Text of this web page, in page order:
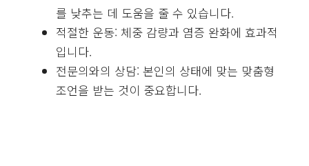
를 낮추는 데 도움을 줄 수 있습니다.
적절한 운동: 체중 감량과 염증 완화에 효과적
입니다.
전문의와의 상담: 본인의 상태에 맞는 맞춤형
조언을 받는 것이 중요합니다.